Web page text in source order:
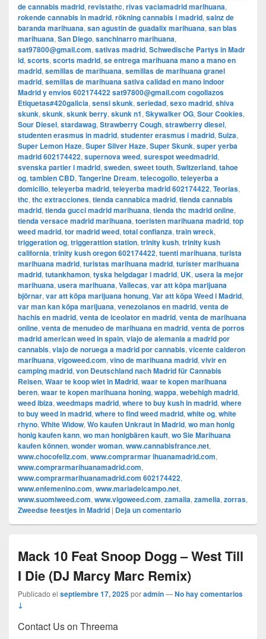
de cannabis madrid, revistathc, rivas vaciamadrid marihuana,
rokende cannabis in madrid, rökning cannabis i madrid, sainz de
baranda marihuana, san agustin de guadalix marihuana, san blas
marihuana, San Diego, sanchinarro marihuana,
sat97800@gmail.com, sativas madrid, Schwedische Partys in Madr
id, scorts, scorts madrid, se entrega marihuana mano a mano en
madrid, semillas de marihuana, semillas de marihuana granel
madrid, semillas de marihuana sativa calidad en mano indoor
Madrid y envios 602174422 sat97800@gmail.com cogollazos
Etiquetas#420galicia, sensi skunk, seriedad, sexo madrid, shiva
skunk, skunk, skunk berry, skunk n1, Skywalker OG, Sour Cookies,
Sour Diesel, stardawag, Strawberry Cough, strawberry diesel,
studenten erasmus in madrid, studenter erasmus i madrid, Suiza,
Super Lemon Haze, Super Silver Haze, Super Skunk, super yerba
madrid 602174422, supernova weed, surespot weedmadrid,
svenska partier i madrid, sweden, sweet touth, Switzerland, tahoe
og, tambien CBD, Tangerine Dream, telecogollo, teleyerba a
domicilio, teleyerba madrid, teleyerba madrid 602174422, Teorias,
thc, thc extracciones, tienda cannabica madrid, tienda cannabis
madrid, tienda gucci madrid marihuana, tienda thc madrid online,
tienda versace madrid marihuana, toeristen marihuana madrid, top
weed madrid, tor madrid weed, total confianza, train wreck,
triggeration og, triggerattion station, trinity kush, trinity kush
california, trinity kush oregon 602174422, tuenti marihuana, turista
marihuana madrid, turistas marihuana madrid, turister marihuana
madrid, tutankhamon, tyska helgdagar i madrid, UK, usera la mejor
marihuana, usera marihuana, Vallecas, var att köpa marijuana
björnar, var att köpa marijuana honung, Var att köpa Weed i Madrid,
var man kan köpa marijuana, venezolanos en madrid, venta de
hachis en madrid, venta de iceolator en madrid, venta de marihuana
online, venta de menudeo de marihuana en madrid, venta de porros
madrid american weed in spain, viajo de alemania a madrid por
cannabis, viajo de noruega a madrid por cannabis, vicente calderon
marihuana, vigoweed.com, vino de marihuana madrid, vivir en
camping madrid, von Deutschland nach Madrid für Cannabis
Reisen, Waar te koop wiet in Madrid, waar te kopen marihuana
beren, waar te kopen marihuana honing, wappa, webehigh madrid,
weed ibiza, weedmaps madrid, where to buy kush in madrid, where
to buy weed in madrid, where to find weed madrid, white og, white
rhyno, White Widow, Wo kaufen Unkraut in Madrid, wo man honig
honig kaufen kann, wo man honigbären kauft, wo Sie Marihuana
kaufen können, wonder woman, www.cannabisfrance.net,
www.chocofeliz.com, www.comprarmar ihuanamadrid.com,
www.comprarmarihuanamadrid.com,
www.comprarmarihuanamadrid.com 602174422,
www.enfemenino.com, www.mariadelcampo.net,
www.suomiweed.com, www.vigoweed.com, zamalia, zamelia, zorras,
Zweedse feestjes in Madrid | Deja un comentario
Mack 10 Feat Snoop Dogg – West Till
I Die (DJ Marcy Marc Remix)
Publicado el septiembre 17, 2025poradmin—No hay comentarios
↓
Contact Us on Threema